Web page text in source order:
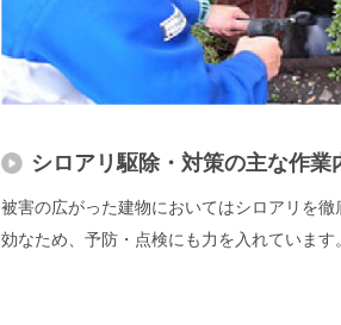
シロアリ駆除・対策の主な作業
被害の広がった建物においてはシロアリを
効なため、予防・点検にも力を入れています。